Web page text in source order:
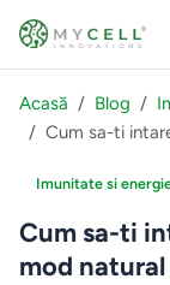
Acasă Blog
Cum sa-ti
Imunitate si
Cum sa-ti
mod natural